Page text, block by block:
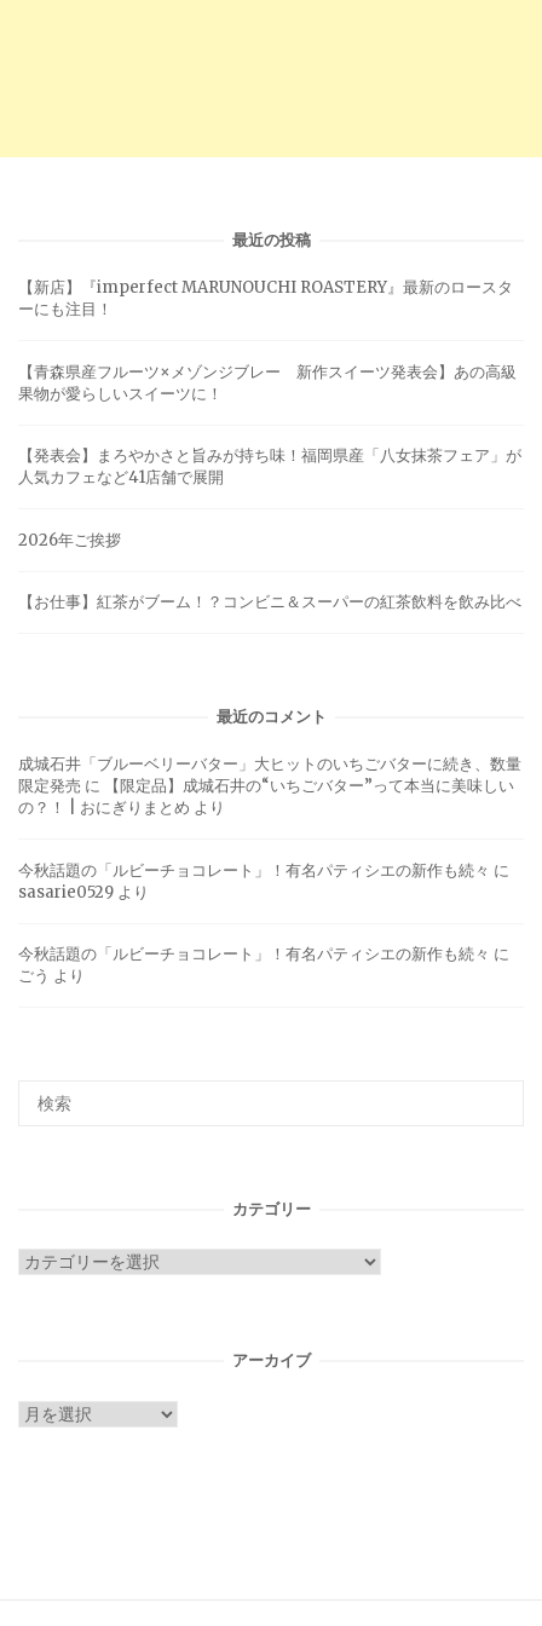
最近の投稿
【新店】『imperfect MARUNOUCHI ROASTERY』最新のロースタ
ーにも注目！
【青森県産フルーツ×メゾンジブレー 新作スイーツ発表会】あの高級
果物が愛らしいスイーツに！
【発表会】まろやかさと旨みが持ち味！福岡県産「八女抹茶フェア」が
人気カフェなど41店舗で展開
2026年ご挨拶
【お仕事】紅茶がブーム！？コンビニ＆スーパーの紅茶飲料を飲み比べ
最近のコメント
成城石井「ブルーベリーバター」大ヒットのいちごバターに続き、数量
限定発売 に
【限定品】成城石井の“いちごバター”って本当に美味しい
の？！ | おにぎりまとめ より
今秋話題の「ルビーチョコレート」！有名パティシエの新作も続々 に
sasarie0529 より
今秋話題の「ルビーチョコレート」！有名パティシエの新作も続々 に
ごう より
カテゴリー
カ
アーカイブ
ア